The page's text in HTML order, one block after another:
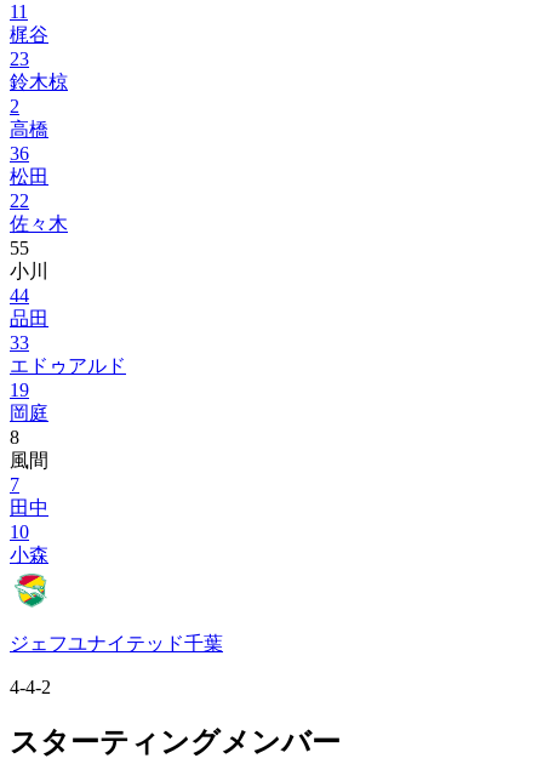
11
梶谷
23
鈴木椋
2
高橋
36
松田
22
佐々木
55
小川
44
品田
33
エドゥアルド
19
岡庭
8
風間
7
田中
10
小森
ジェフユナイテッド千葉
4-4-2
スターティングメンバー